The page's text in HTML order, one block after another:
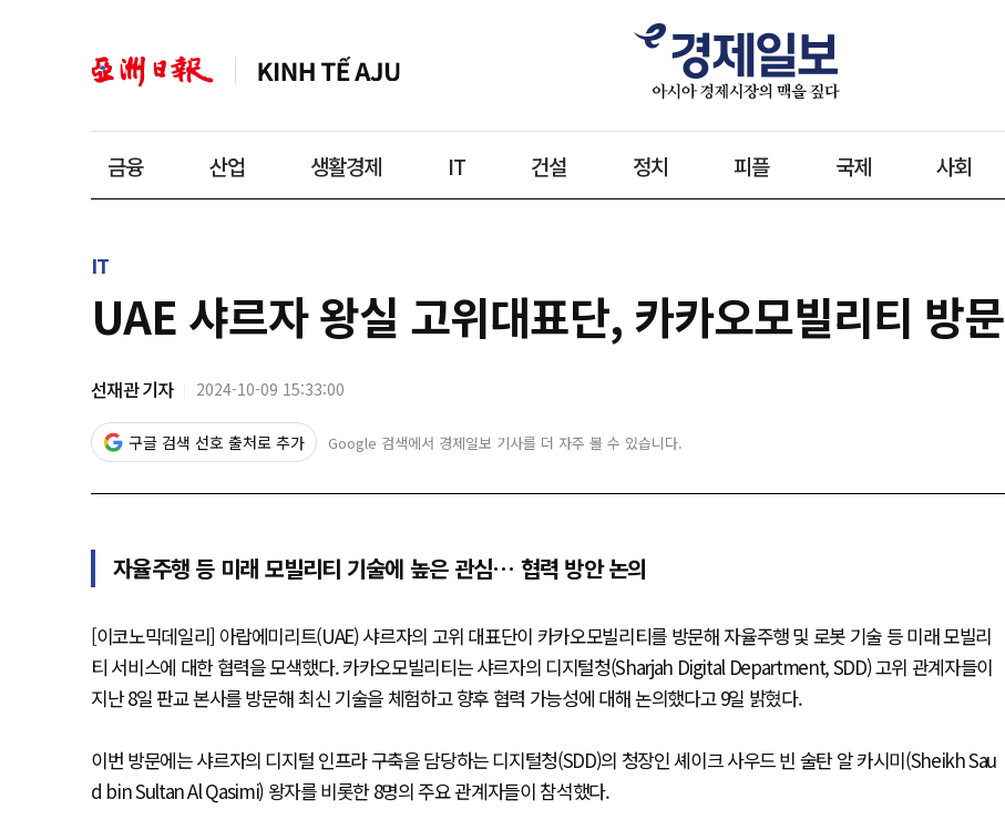
금융 산업 생활경제 IT 건설 정치 피플 국제 사회
IT
UAE 샤르자 왕실 고위대표단, 카카오모빌리티 방문
선재관 기자 2024-10-09 15:33:00
구글 검색 선호 출처로 추가 Google 검색에서 경제일보 기사를 더 자주 볼 수 있습니다.
자율주행 등 미래 모빌리티 기술에 높은 관심… 협력 방안 논의
[이코노믹데일리] 아랍에미리트(UAE) 샤르자의 고위 대표단이 카카오모빌리티를 방문해 자율주행 및 로봇 기술 등 미래 모빌리
티 서비스에 대한 협력을 모색했다. 카카오모빌리티는 샤르자의 디지털청(Sharjah Digital Department, SDD) 고위 관계자들이
지난 8일 판교 본사를 방문해 최신 기술을 체험하고 향후 협력 가능성에 대해 논의했다고 9일 밝혔다.
이번 방문에는 샤르자의 디지털 인프라 구축을 담당하는 디지털청(SDD)의 청장인 셰이크 사우드 빈 술탄 알 카시미(Sheikh Sau
d bin Sultan Al Qasimi) 왕자를 비롯한 8명의 주요 관계자들이 참석했다.